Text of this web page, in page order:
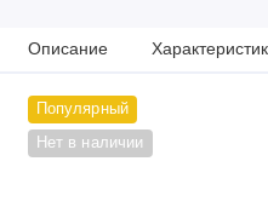
Описание
Популярный
Нет в наличии